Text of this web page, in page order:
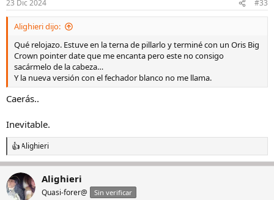
23 Dic 2024 #33
Alighieri dijo:
Qué relojazo. Estuve en la terna de pillarlo y terminé con un Oris Big
Crown pointer date que me encanta pero este no consigo
sacármelo de la cabeza…
Y la nueva versión con el fechador blanco no me llama.
Caerás..
Inevitable.
R
e
a
c
c
Alighieri
Alighieri
Quasi-forer@ Sin verificar